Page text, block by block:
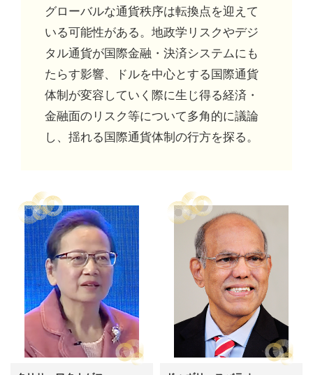
グローバルな通貨秩序は転換点を迎えて
いる可能性がある。地政学リスクやデジ
タル通貨が国際金融・決済システムにも
たらす影響、ドルを中心とする国際通貨
体制が変容していく際に生じ得る経済・
金融面のリスク等について多角的に議論
し、揺れる国際通貨体制の行方を探る。